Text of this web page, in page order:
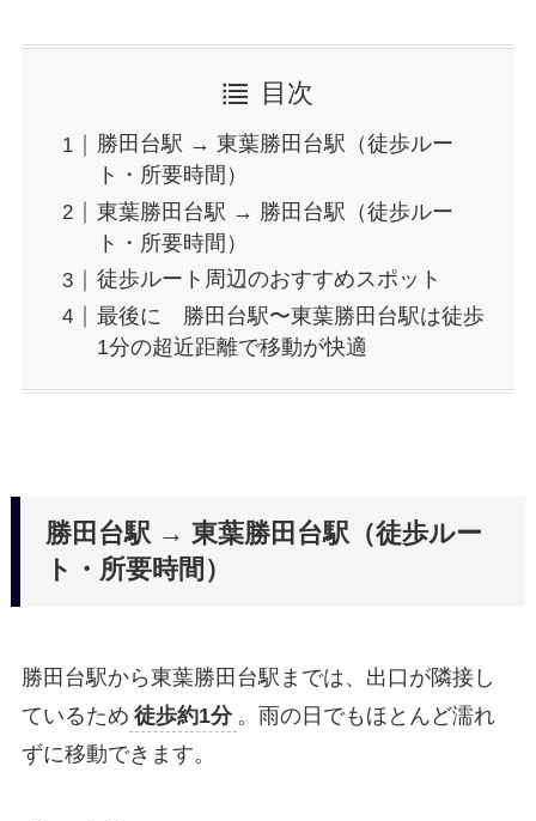
目次
勝田台駅 → 東葉勝田台駅（徒歩ルー
ト・所要時間）
東葉勝田台駅 → 勝田台駅（徒歩ルー
ト・所要時間）
徒歩ルート周辺のおすすめスポット
最後に 勝田台駅〜東葉勝田台駅は徒歩
1分の超近距離で移動が快適
勝田台駅 → 東葉勝田台駅（徒歩ルー
ト・所要時間）
勝田台駅から東葉勝田台駅までは、出口が隣接し
ているため 徒歩約1分 。雨の日でもほとんど濡れ
ずに移動できます。